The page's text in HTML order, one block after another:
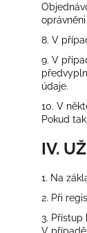
8. V
9. V
údaje.
10. V
Pokud
IV.
1. Na
2. Při
3.
V